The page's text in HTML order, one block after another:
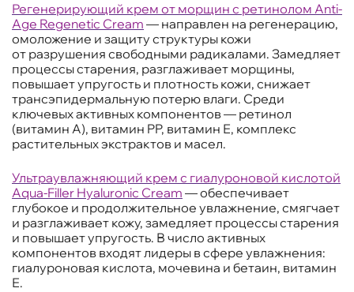
Регенерирующий крем от морщин с ретинолом Anti-
Age Regenetic Cream — направлен на регенерацию,
омоложение и защиту структуры кожи
от разрушения свободными радикалами. Замедляет
процессы старения, разглаживает морщины,
повышает упругость и плотность кожи, снижает
трансэпидермальную потерю влаги. Среди
ключевых активных компонентов — ретинол
(витамин А), витамин PP, витамин Е, комплекс
растительных экстрактов и масел.
Ультраувлажняющий крем с гиалуроновой кислотой
Aqua-Filler Hyaluronic Cream — обеспечивает
глубокое и продолжительное увлажнение, смягчает
и разглаживает кожу, замедляет процессы старения
и повышает упругость. В число активных
компонентов входят лидеры в сфере увлажнения:
гиалуроновая кислота, мочевина и бетаин, витамин
Е.